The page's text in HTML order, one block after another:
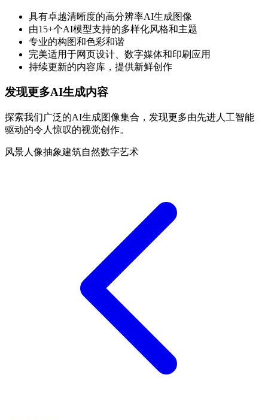
具有卓越清晰度的高分辨率AI生成图像
由15+个AI模型支持的多样化风格和主题
专业的构图和色彩和谐
完美适用于网页设计、数字媒体和印刷应用
持续更新的内容库，提供新鲜创作
发现更多AI生成内容
探索我们广泛的AI生成图像集合，发现更多由先进人工智能
驱动的令人惊叹的视觉创作。
风景人像抽象建筑自然数字艺术